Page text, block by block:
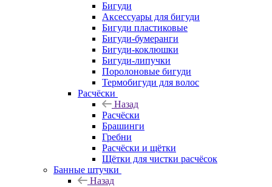
Бигуди
Аксессуары для бигуди
Бигуди пластиковые
Бигуди-бумеранги
Бигуди-коклюшки
Бигуди-липучки
Поролоновые бигуди
Термобигуди для волос
Расчёски
Назад
Расчёски
Брашинги
Гребни
Расчёски и щётки
Щётки для чистки расчёсок
Банные штучки
Назад